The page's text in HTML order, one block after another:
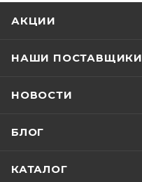
АКЦИИ
НАШИ ПОСТАВЩИКИ
НОВОСТИ
БЛОГ
КАТАЛОГ